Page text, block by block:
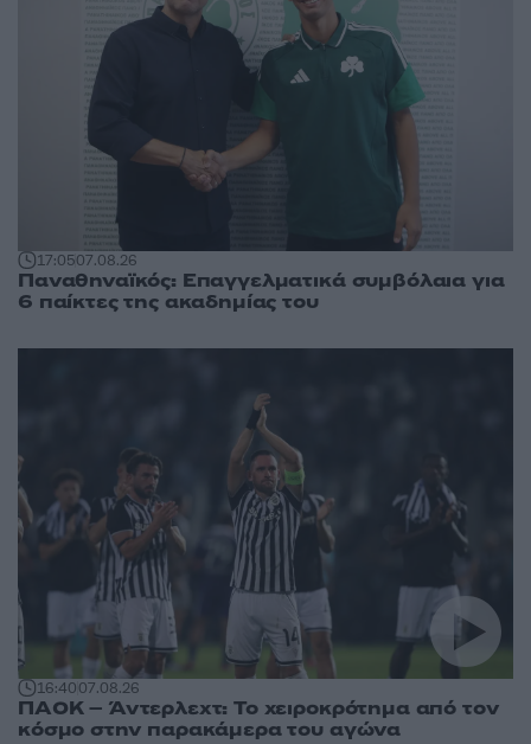
17:0507.08.26
Παναθηναϊκός: Επαγγελματικά συμβόλαια για
6 παίκτες της ακαδημίας του
16:4007.08.26
ΠΑΟΚ – Άντερλεχτ: Το χειροκρότημα από τον
κόσμο στην παρακάμερα του αγώνα